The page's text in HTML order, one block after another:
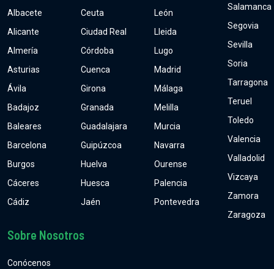
Albacete
Alicante
Almería
Asturias
Ávila
Badajoz
Baleares
Barcelona
Burgos
Cáceres
Cádiz
Ceuta
Ciudad Real
Córdoba
Cuenca
Girona
Granada
Guadalajara
Guipúzcoa
Huelva
Huesca
Jaén
León
Lleida
Lugo
Madrid
Málaga
Melilla
Murcia
Navarra
Ourense
Palencia
Pontevedra
Salamanca
Segovia
Sevilla
Soria
Tarragona
Teruel
Toledo
Valencia
Valladolid
Vizcaya
Zamora
Zaragoza
Sobre Nosotros
Conócenos